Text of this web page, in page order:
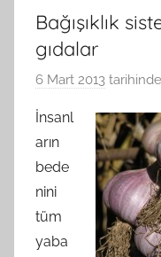
Bağışıklık
gıdalar
6 Mart 2013
İnsanl
arın
bede
nini
tüm
yaba